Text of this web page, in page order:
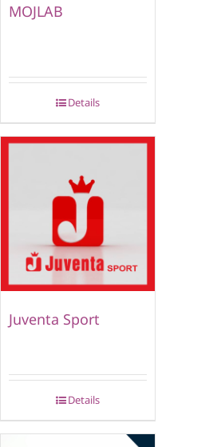
MOJLAB
Details
Juventa Sport
Details